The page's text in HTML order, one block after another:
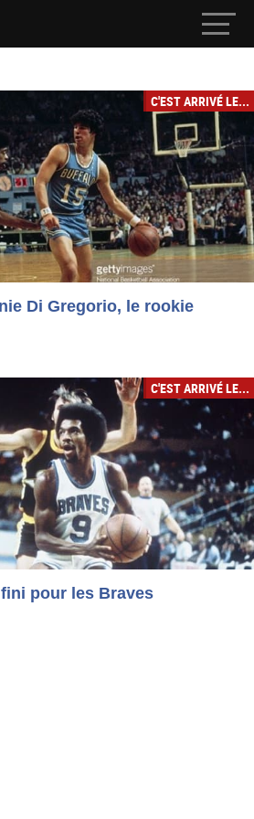
C'EST ARRIVÉ LE...
Di Gregorio, le rookie
C'EST ARRIVÉ LE...
pour les Braves